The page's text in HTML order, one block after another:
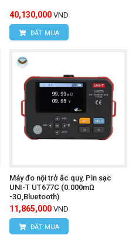
40,130,000 VND
ĐẶT MUA
Máy đo nội trở ắc quy, Pin sạc
UNI-T UT677C (0.000mΩ
-3Ω,Bluetooth)
11,865,000 VND
ĐẶT MUA